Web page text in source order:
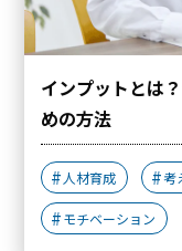
インプットとは
めの方法
人材育成 考
モチベーション